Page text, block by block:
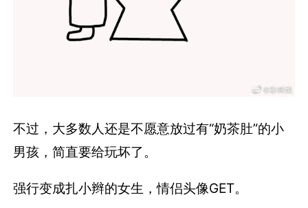
不过，大多数人还是不愿意放过有“奶茶肚”的小
男孩，简直要给玩坏了。
强行变成扎小辫的女生，情侣头像GET。